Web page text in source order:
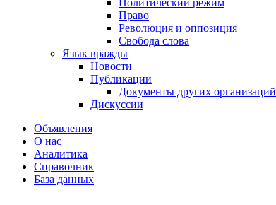
Политический режим
Право
Революция и оппозиция
Свобода слова
Язык вражды
Новости
Публикации
Документы других организаций
Дискуссии
Объявления
О нас
Аналитика
Справочник
База данных